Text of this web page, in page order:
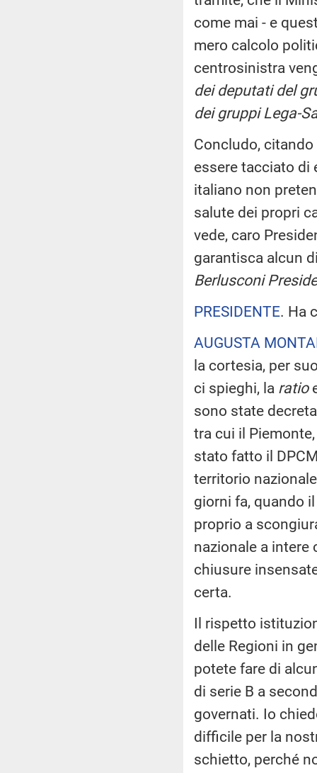
come mai - e
mero calcolo
centrosinistra
dei deputati del
dei gruppi Lega-
Concludo,
essere tacciato di
italiano non
salute dei propri
vede, caro
garantisca alcun
Berlusconi
PRESIDENTE. Ha
AUGUSTA
la cortesia, per
ci spieghi, la ratio
sono state
tra cui il
stato fatto il
territorio
giorni fa, quando
proprio a
nazionale a intere
chiusure
certa.
Il rispetto
delle Regioni in
potete fare di
di serie B a
governati. Io
difficile per la
schietto, perché